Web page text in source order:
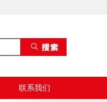
联系我们